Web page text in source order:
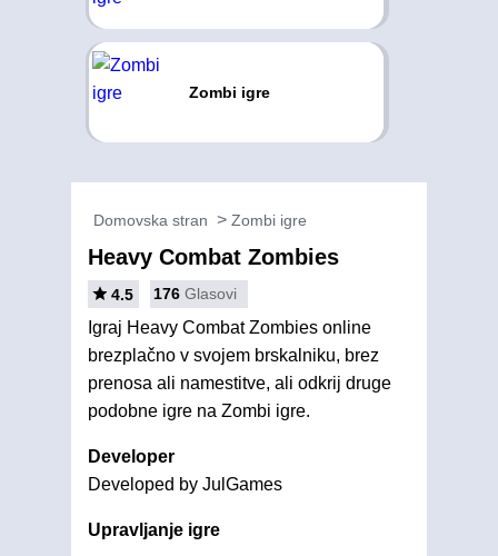
Zombi igre
Domovska stran Zombi igre
Heavy Combat Zombies
4.5 176 Glasovi
Igraj Heavy Combat Zombies online
brezplačno v svojem brskalniku, brez
prenosa ali namestitve, ali odkrij druge
podobne igre na Zombi igre.
Developer
Developed by JulGames
Upravljanje igre